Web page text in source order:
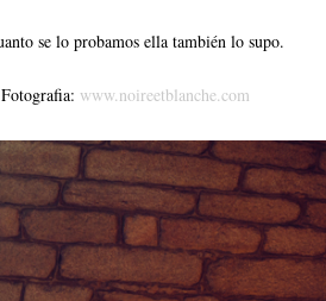
se lo probamos ella también lo supo.
Fotografia: www.noireetblanche.com